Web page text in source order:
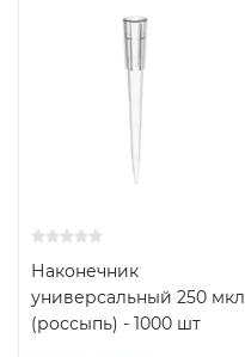
Наконечник
универсальный 250 мкл
(россыпь) - 1000 шт